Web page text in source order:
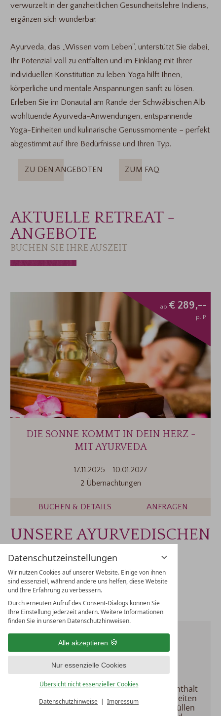
Datenschutzeinstellungen
Wir nutzen Cookies auf unserer Website. Einige von ihnen
sind essenziell, während andere uns helfen, diese Website
und Ihre Erfahrung zu verbessern.
Durch erneuten Aufruf des Consent-Dialogs können Sie
Ihre Einstellung jederzeit ändern. Weitere Informationen
finden Sie in unseren Datenschutzhinweisen.
Alle akzeptieren
Nur essenzielle Cookies
Übersicht nicht essenzieller Cookies
Datenschutzhinweise Impressum
verwurzelt in der ganzheitlichen Gesundheitslehre Indiens,
ergänzen sich wunderbar.
Ayurveda, das „Wissen vom Leben“, unterstützt Sie dabei,
Ihr Potenzial voll zu entfalten und im Einklang mit Ihrer
individuellen Konstitution zu leben. Yoga hilft Ihnen,
körperliche und mentale Anspannungen sanft zu lösen.
Erleben Sie im Donautal am Rande der Schwäbischen Alb
wohltuende Ayurveda-Anwendungen, entspannende
Yoga-Einheiten und kulinarische Genussmomente – perfekt
abgestimmt auf Ihre Bedürfnisse und Ihren Typ.
ZU DEN ANGEBOTEN ZUM FAQ
AKTUELLE RETREAT -
ANGEBOTE
BUCHEN SIE IHRE AUSZEIT
ab € 289,--
p. P.
DIE SONNE KOMMT IN DEIN HERZ -
MIT AYURVEDA
17.11.2025 - 10.01.2027
2 Übernachtungen
BUCHEN & DETAILS ANFRAGEN
UNSERE AYURVEDISCHEN
ZUSATZLEISTUNGEN
BUCHEN SIE IHRE GEWÜNSCHTE
ANWENDUNG
ANFRAGE AN HOTEL
TRAUBE REVITAL
Wir freuen uns, dass Sie sich für einen Aufenthalt
in unserem Haus interessieren und unterbreiten
Ihnen gerne ein unverbindliches Angebot. Füllen